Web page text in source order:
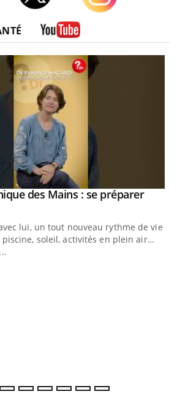
des Mains : se préparer
lui, un tout nouveau rythme de vie !
piscine, soleil, activités en plein air…